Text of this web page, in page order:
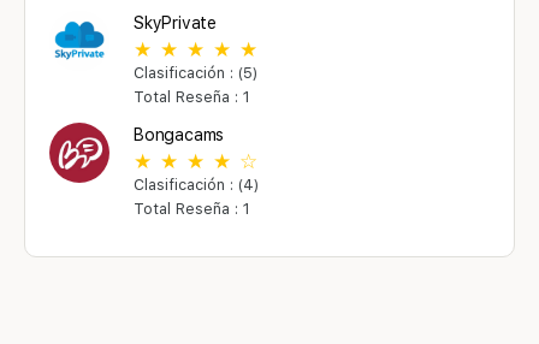
SkyPrivate
Clasificación : (5)
Total Reseña : 1
Bongacams
Clasificación : (4)
Total Reseña : 1